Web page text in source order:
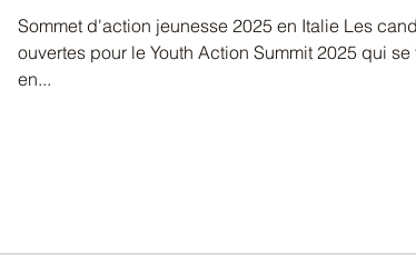
Sommet d'action jeunesse 2025 en Italie Les
ouvertes pour le Youth Action Summit 2025 qui se tiendra à Milan,
en...